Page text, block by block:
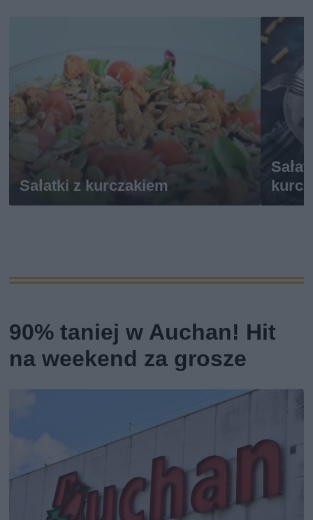
Sałatki z kurczakiem
90% taniej w Auchan! Hit
na weekend za grosze